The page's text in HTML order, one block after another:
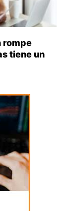
rompe
tiene un